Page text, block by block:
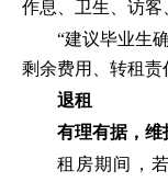
作息、卫生、访客
“建议毕业生
剩余费用、转租责
退租
有理有据，维
租房期间，